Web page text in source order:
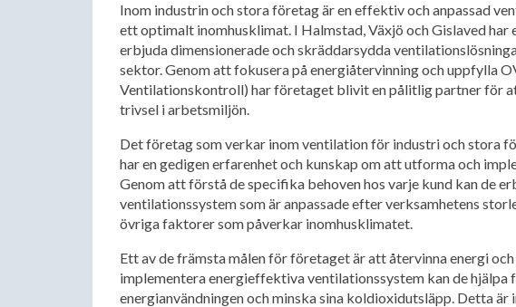
Inom industrin och stora företag är en effektiv och anpassad
ett optimalt inomhusklimat. I Halmstad, Växjö och Gislaved
erbjuda dimensionerade och skräddarsydda
sektor. Genom att fokusera på energiåtervinning och uppfylla
Ventilationskontroll) har företaget blivit en pålitlig partner för
trivsel i arbetsmiljön.
Det företag som verkar inom ventilation för industri och stora
har en gedigen erfarenhet och kunskap om att utforma och
Genom att förstå de specifika behoven hos varje kund kan de
ventilationssystem som är anpassade efter verksamhetens
övriga faktorer som påverkar inomhusklimatet.
Ett av de främsta målen för företaget är att återvinna energi
implementera energieffektiva ventilationssystem kan de
energianvändningen och minska sina koldioxidutsläpp. Detta